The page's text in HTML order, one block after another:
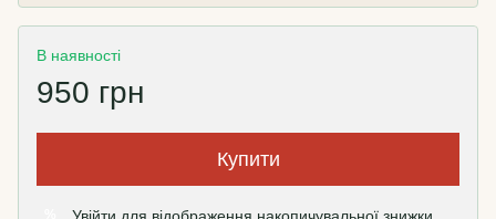
В наявності
950 грн
Купити
Увійти для відображення накопичувальної знижки